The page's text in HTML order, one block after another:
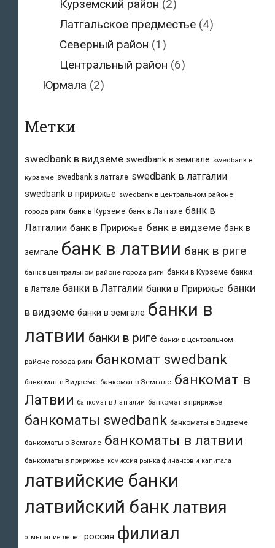
Курземский район (2)
Латгальское предместье (4)
Северный район (1)
Центральный район (6)
Юрмала (2)
Метки
swedbank в видземе swedbank в земгале swedbank в
курземе swedbank в латгале swedbank в латгалии
swedbank в пририжье swedbank в центральном районе
города риги банк в Курземе банк в Латгале банк в
Латгалии банк в Пририжье банк в видземе банк в
земгале банк в латвии банк в риге
банк в центральном районе города риги банки в Курземе банки
в Латгале банки в Латгалии банки в Пририжье банки
в видземе банки в земгале банки в
латвии банки в риге банки в центральном
районе города риги банкомат swedbank
банкомат в Видземе банкомат в Земгале банкомат в
Латвии банкомат в Латгалии банкомат в пририжье
банкоматы swedbank банкоматы в Видземе
банкоматы в Земгале банкоматы в латвии
банкоматы в пририжье комиссия рынка финансов и капитала
латвийские банки
латвийский банк латвия
отмывание денег россия филиал